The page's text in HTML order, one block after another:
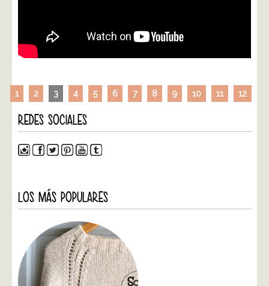
1 2 3 4 5 6 7 8 9 10 11 12
REDES SOCIALES
LOS MÁS POPULARES